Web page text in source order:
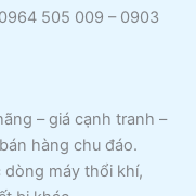
505 009 – 0903
– giá cạnh tranh –
hàng chu đáo.
máy thổi khí,